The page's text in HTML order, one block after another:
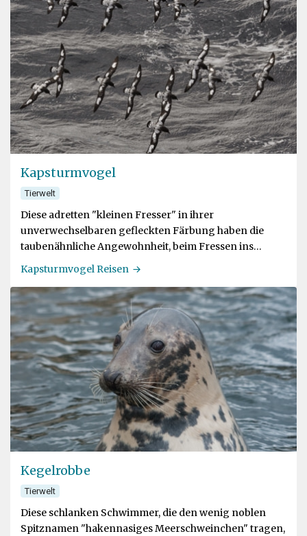
Kapsturmvogel
Tierwelt
Diese adretten "kleinen Fresser" in ihrer
unverwechselbaren gefleckten Färbung haben die
taubenähnliche Angewohnheit, beim Fressen ins
Wasser zu picken
Kapsturmvogel Reisen
Kegelrobbe
Tierwelt
Diese schlanken Schwimmer, die den wenig noblen
Spitznamen "hakennasiges Meerschweinchen" tragen,